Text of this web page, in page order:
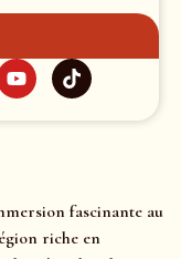
fascinante au
riche en